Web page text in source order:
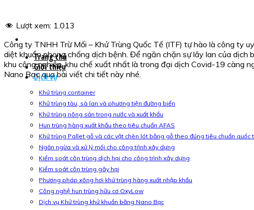
Trang chủ
Giới thiệu
Dịch vụ
Khử trùng container
Khử trùng tàu, sà lan và phương tiện đường biển
Khử trùng nông sản trong nước và xuất khẩu
Hun trùng hàng xuất khẩu theo tiêu chuẩn AFAS
Khử trùng Pallet gỗ và các vật chèn lót bằng gỗ theo đúng tiêu chuẩn quốc
Ngăn ngừa và xử lý mối cho công trình xây dựng
Kiểm soát côn trùng dịch hại cho công trình xây dựng
Kiểm soát côn trùng gây hại
Phương pháp xông hơi khử trùng hàng xuất nhập khẩu
Công nghệ hun trùng hữu cơ OxyLow
Dịch vụ Khử trùng khử khuẩn bằng Nano Bạc
Lượt xem: 1.013
Công ty TNHH Trừ Mối – Khử Trùng Quốc Tế (ITF) tự hào là công ty
diệt khuẩn phong chống dịch bệnh. Để ngăn chặn sự lây lan của dịch
khu công nghiệp, khu chế xuất nhất là trong đại dịch Covid-19 càng
Nano Bạc qua bài viết chi tiết này nhé.